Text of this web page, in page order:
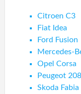
Citroen C3
Fiat Idea
Ford Fusion
Mercedes-
Opel Corsa
Peugeot 208
Skoda Fabia